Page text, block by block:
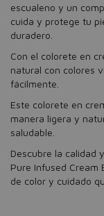
escualeno y un
cuida y protege tu
duradero.
Con el colorete en
natural con colores
fácilmente.
Este colorete en
manera ligera y
saludable.
Descubre la calidad
Pure Infused
de color y cuidado